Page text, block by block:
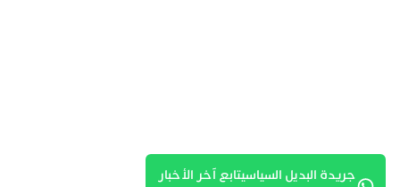
جريدة البديل السياسيتابع آخر الأخبار